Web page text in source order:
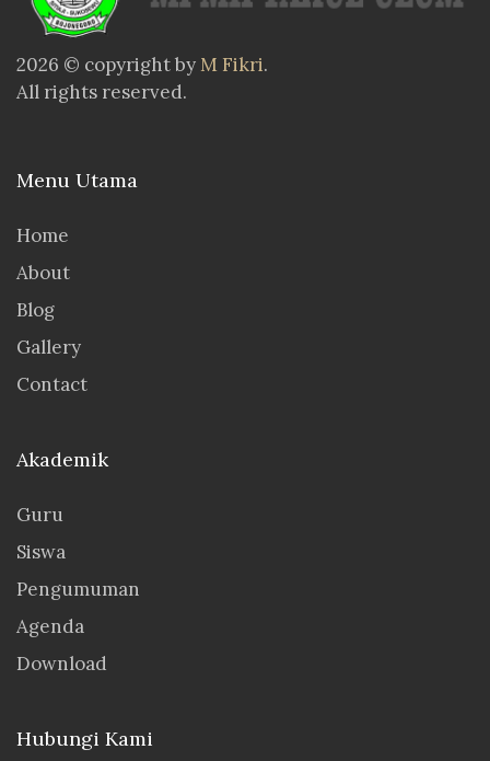
2026 © copyright byM Fikri.
All rights reserved.
Menu Utama
Home
About
Blog
Gallery
Contact
Akademik
Guru
Siswa
Pengumuman
Agenda
Download
Hubungi Kami